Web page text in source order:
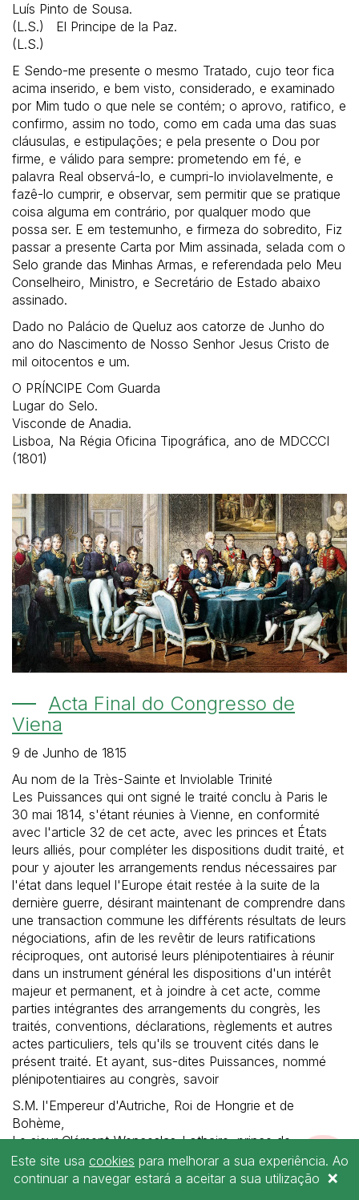
Luís Pinto de Sousa.
(L.S.) El Principe de la Paz.
(L.S.)
E Sendo-me presente o mesmo Tratado, cujo teor fica
acima inserido, e bem visto, considerado, e examinado
por Mim tudo o que nele se contém; o aprovo, ratifico, e
confirmo, assim no todo, como em cada uma das suas
cláusulas, e estipulações; e pela presente o Dou por
firme, e válido para sempre: prometendo em fé, e
palavra Real observá-lo, e cumpri-lo inviolavelmente, e
fazê-lo cumprir, e observar, sem permitir que se pratique
coisa alguma em contrário, por qualquer modo que
possa ser. E em testemunho, e firmeza do sobredito, Fiz
passar a presente Carta por Mim assinada, selada com o
Selo grande das Minhas Armas, e referendada pelo Meu
Conselheiro, Ministro, e Secretário de Estado abaixo
assinado.
Dado no Palácio de Queluz aos catorze de Junho do
ano do Nascimento de Nosso Senhor Jesus Cristo de
mil oitocentos e um.
O PRÍNCIPE Com Guarda
Lugar do Selo.
Visconde de Anadia.
Lisboa, Na Régia Oficina Tipográfica, ano de MDCCCI
(1801)
Acta Final do Congresso de
Viena
9 de Junho de 1815
Au nom de la Très-Sainte et Inviolable Trinité
Les Puissances qui ont signé le traité conclu à Paris le
30 mai 1814, s'étant réunies à Vienne, en conformité
avec l'article 32 de cet acte, avec les princes et États
leurs alliés, pour compléter les dispositions dudit traité, et
pour y ajouter les arrangements rendus nécessaires par
l'état dans lequel l'Europe était restée à la suite de la
dernière guerre, désirant maintenant de comprendre dans
une transaction commune les différents résultats de leurs
négociations, afin de les revêtir de leurs ratifications
réciproques, ont autorisé leurs plénipotentiaires à réunir
dans un instrument général les dispositions d'un intérêt
majeur et permanent, et à joindre à cet acte, comme
parties intégrantes des arrangements du congrès, les
traités, conventions, déclarations, règlements et autres
actes particuliers, tels qu'ils se trouvent cités dans le
présent traité. Et ayant, sus-dites Puissances, nommé
plénipotentiaires au congrès, savoir
S.M. l'Empereur d'Autriche, Roi de Hongrie et de
Bohème,
Le sieur Clément-Wenceslas-Lothaire, prince de
Metternich-Winnebourg.OchsenHausen, chevalier de la
Toison d'or, grand'croix de l'ordre royal de Saint-
SER
SÓCIO
Este site usa cookies para melhorar a sua experiência. Ao
continuar a navegar estará a aceitar a sua utilização ×